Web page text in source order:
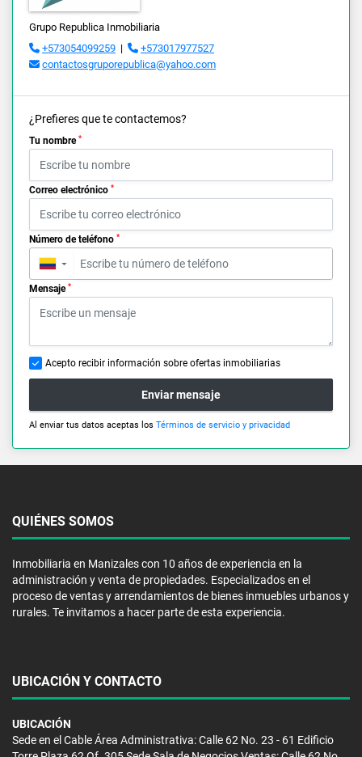
Grupo Republica Inmobiliaria
+573054099259 |
+573017977527
contactosgruporepublica@yahoo.com
¿Prefieres que te contactemos?
Tu nombre *
Correo electrónico *
Número de teléfono *
▼
Mensaje *
Acepto recibir información sobre ofertas inmobiliarias
Enviar mensaje
Al enviar tus datos aceptas los Términos de servicio y privacidad
QUIÉNES SOMOS
Inmobiliaria en Manizales con 10 años de experiencia en la
administración y venta de propiedades. Especializados en el
proceso de ventas y arrendamientos de bienes inmuebles urbanos y
rurales. Te invitamos a hacer parte de esta experiencia.
UBICACIÓN Y CONTACTO
UBICACIÓN
Sede en el Cable Área Administrativa: Calle 62 No. 23 - 61 Edificio